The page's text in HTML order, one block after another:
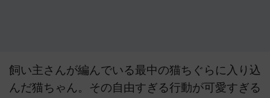
飼い主さんが編んでいる最中の猫ちぐらに入り込
んだ猫ちゃん。その自由すぎる行動が可愛すぎる